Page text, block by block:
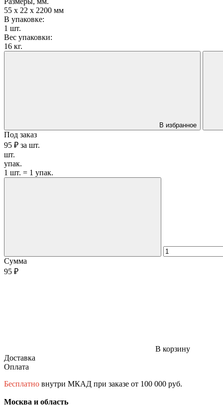
55 х 22 х 2200 мм
В упаковке:
1 шт.
Вес упаковки:
16 кг.
В избранное
Под заказ
95 ₽ за шт.
шт.
упак.
1 шт. = 1 упак.
Сумма
95 ₽
В корзину
Доставка
Оплата
Бесплатно внутри МКАД при заказе от 100 000 руб.
Москва и область